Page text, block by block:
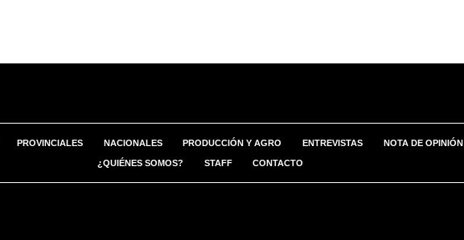
PROVINCIALES NACIONALES PRODUCCIÓN Y AGRO ENTREVISTAS NOTA DE OPINIÓN
¿QUIÉNES SOMOS? STAFF CONTACTO